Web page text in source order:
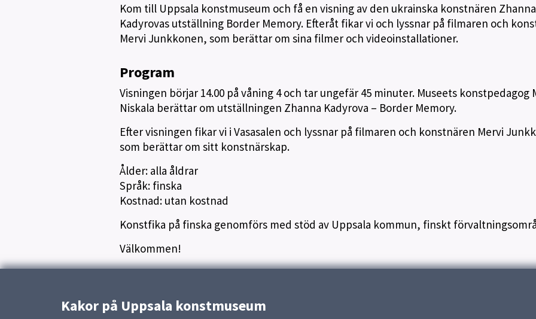
Kom till Uppsala konstmuseum och få en visning av den ukrainska konstnären Zhanna
Kadyrovas utställning Border Memory. Efteråt fikar vi och lyssnar på filmaren och
Mervi Junkkonen, som berättar om sina filmer och videoinstallationer.
Program
Visningen börjar 14.00 på våning 4 och tar ungefär 45 minuter. Museets konstpedagog
Niskala berättar om utställningen Zhanna Kadyrova – Border Memory.
Efter visningen fikar vi i Vasasalen och lyssnar på filmaren och konstnären Mervi
som berättar om sitt konstnärskap.
Ålder: alla åldrar
Språk: finska
Kostnad: utan kostnad
Konstfika på finska genomförs med stöd av Uppsala kommun, finskt
Välkommen!
Kakor på Uppsala konstmuseum